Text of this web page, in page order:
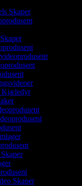
Skaper
Kjæledyr
Skaper